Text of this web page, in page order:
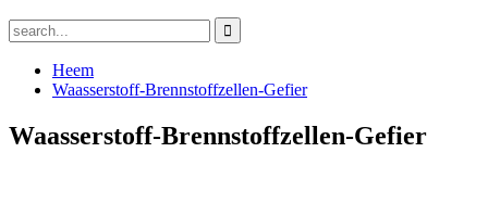
Heem
Waasserstoff-Brennstoffzellen-Gefier
Waasserstoff-Brennstoffzellen-Gefier